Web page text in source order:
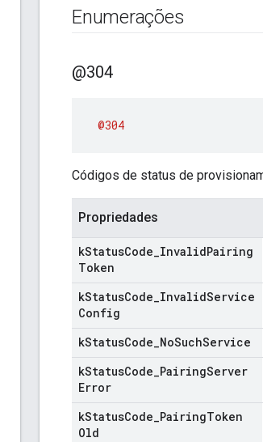
Enumerações
@304
@304
Códigos de status de
Propriedades
kStatusCode InvalidPairing
Token
kStatusCode InvalidService
Config
kStatusCode NoSuchService
kStatusCode PairingServer
Error
kStatusCode PairingToken
Old